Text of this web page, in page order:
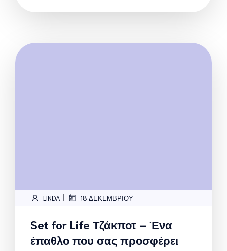
LINDA | 18 ΔΕΚΕΜΒΡΊΟΥ
Set for Life Τζάκποτ – Ένα
έπαθλο που σας προσφέρει